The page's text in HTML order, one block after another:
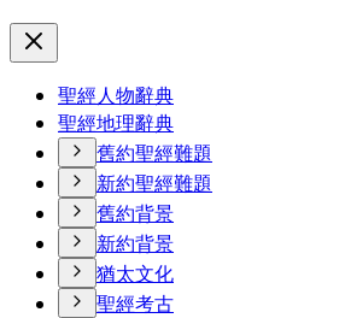
聖經人物辭典
聖經地理辭典
舊約聖經難題
新約聖經難題
舊約背景
新約背景
猶太文化
聖經考古